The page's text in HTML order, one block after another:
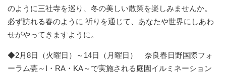
のように三社寺を巡り、冬の美しい散策を楽しみませんか。
必ず訪れる春のように 祈りを通じて、あなたや世界にしあわ
せがやってきますように。
◆2月8日（火曜日）～14日（月曜日） 奈良春日野国際フォ
ーラム甍～I・RA・KA～で実施される庭園イルミネーション